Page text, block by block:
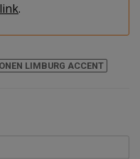
.
LIMBURG ACCENT